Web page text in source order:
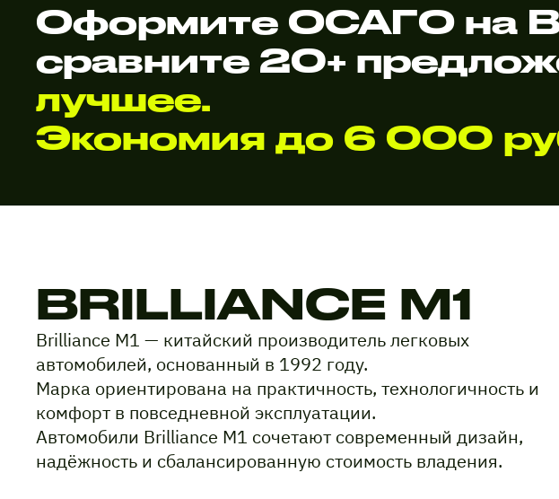
Оформите ОСАГО на
сравните 20+
лучшее.
Экономия до 6 000
BRILLIANCE M1
Brilliance M1 — китайский производитель легковых
автомобилей, основанный в 1992 году.
Марка ориентирована на практичность, технологичность и
комфорт в повседневной эксплуатации.
Автомобили Brilliance M1 сочетают современный дизайн,
надёжность и сбалансированную стоимость владения.